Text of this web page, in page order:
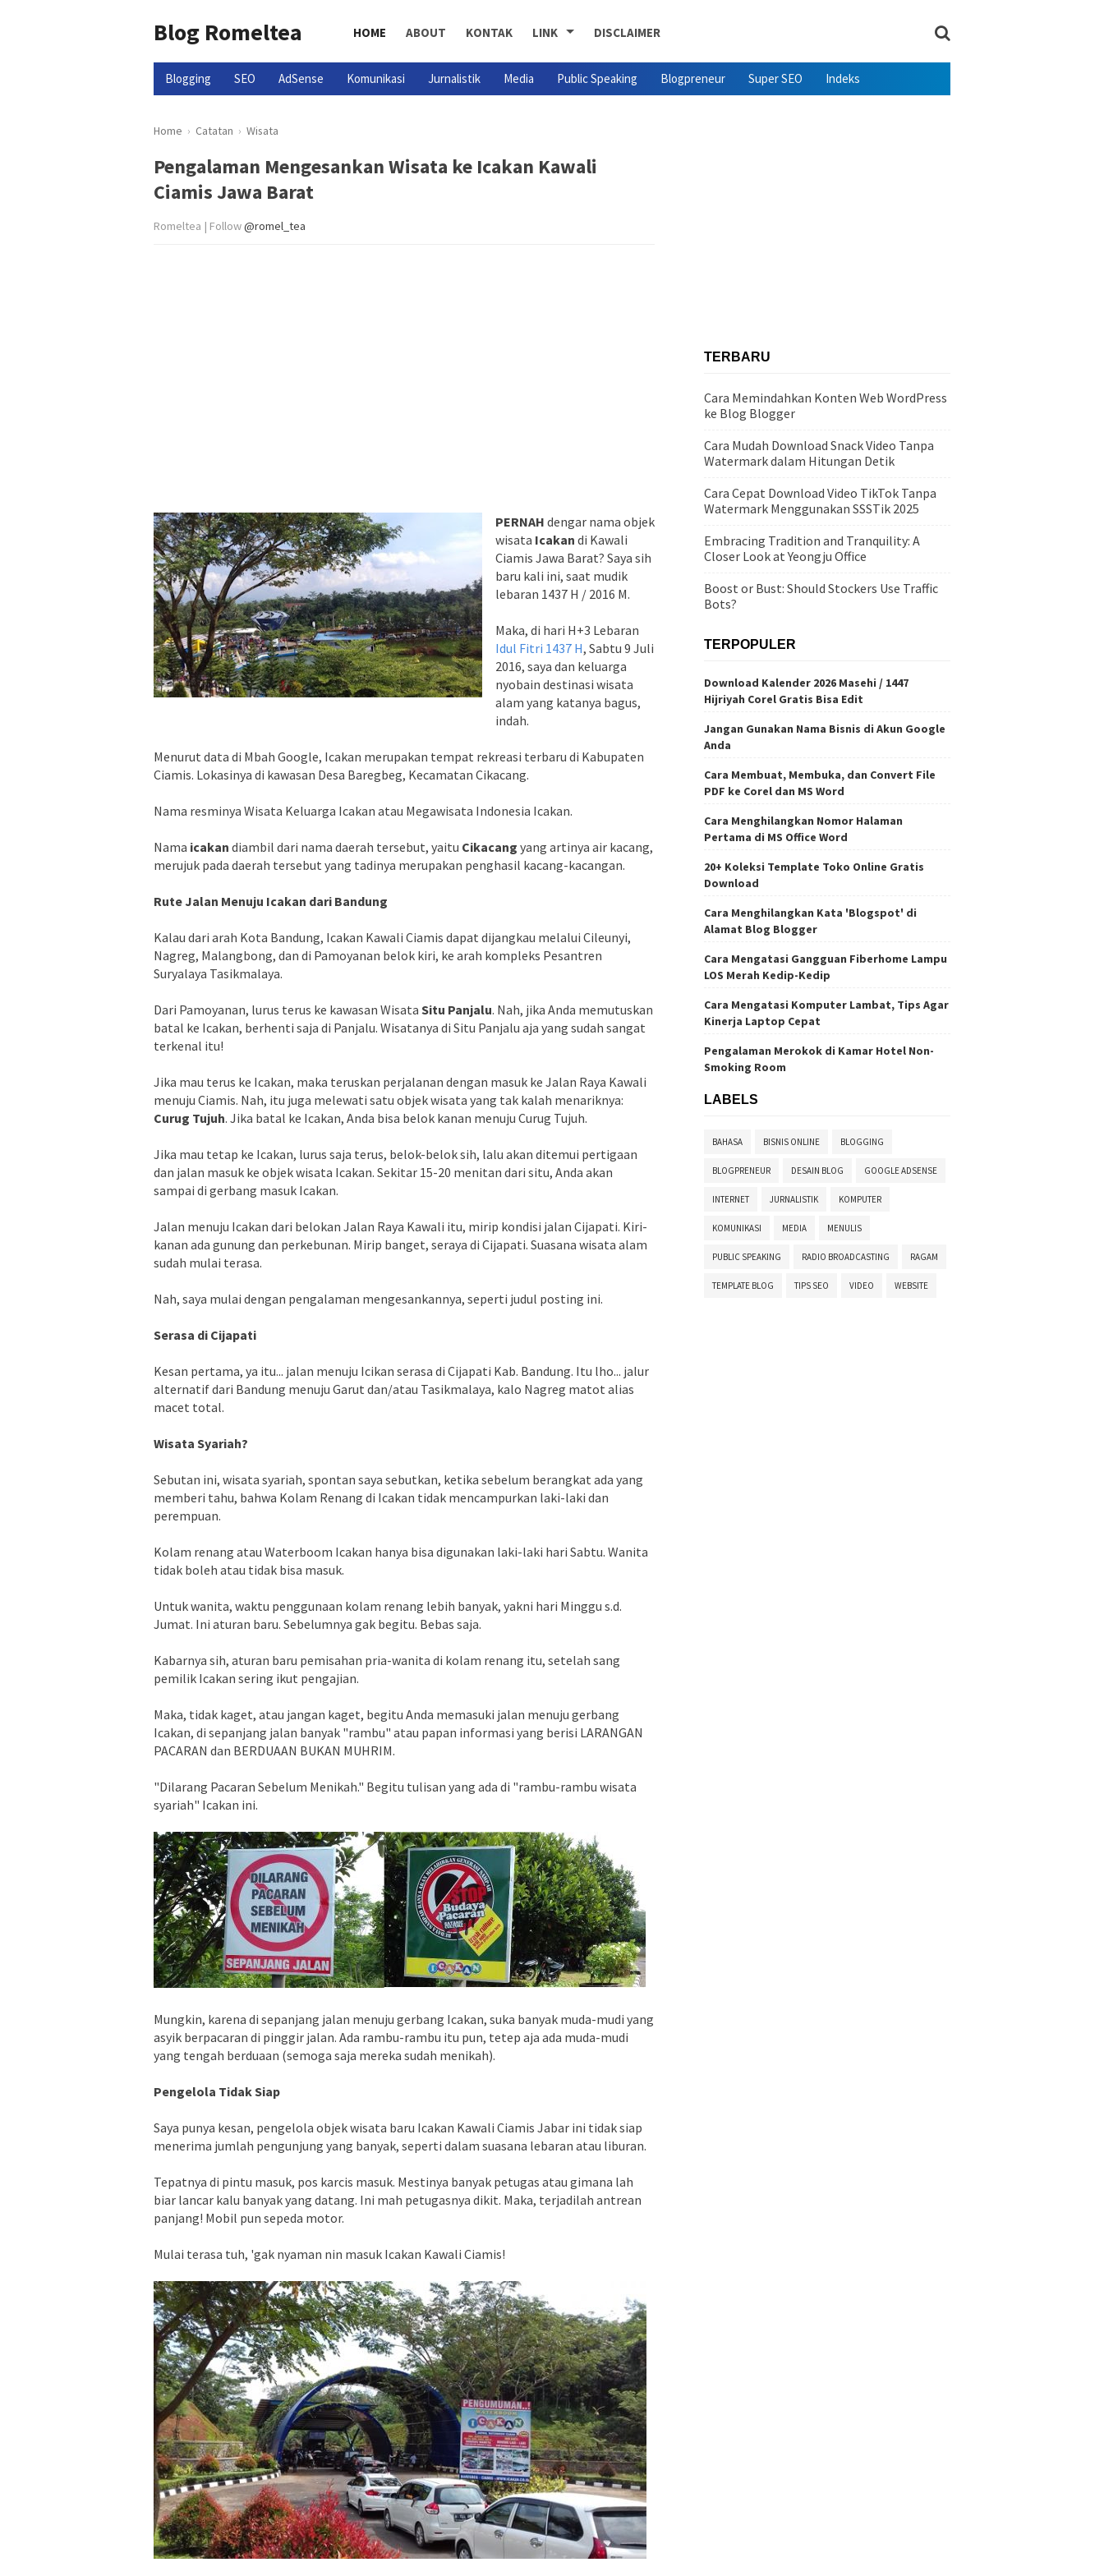
Blog Romeltea HOME ABOUT KONTAK LINK DISCLAIMER
Blogging SEO AdSense Komunikasi Jurnalistik Media Public Speaking Blogpreneur Super SEO Indeks
Home › Catatan › Wisata
Pengalaman Mengesankan Wisata ke Icakan Kawali
Ciamis Jawa Barat
Romeltea | Follow@romel_tea
PERNAH dengar nama objek
wisata Icakan di Kawali
Ciamis Jawa Barat? Saya sih
baru kali ini, saat mudik
lebaran 1437 H / 2016 M.
Maka, di hari H+3 Lebaran
Idul Fitri 1437 H, Sabtu 9 Juli
2016, saya dan keluarga
nyobain destinasi wisata
alam yang katanya bagus,
indah.
Menurut data di Mbah Google, Icakan merupakan tempat rekreasi terbaru di Kabupaten
Ciamis. Lokasinya di kawasan Desa Baregbeg, Kecamatan Cikacang.
Nama resminya Wisata Keluarga Icakan atau Megawisata Indonesia Icakan.
Nama icakan diambil dari nama daerah tersebut, yaitu Cikacang yang artinya air kacang,
merujuk pada daerah tersebut yang tadinya merupakan penghasil kacang-kacangan.
Rute Jalan Menuju Icakan dari Bandung
Kalau dari arah Kota Bandung, Icakan Kawali Ciamis dapat dijangkau melalui Cileunyi,
Nagreg, Malangbong, dan di Pamoyanan belok kiri, ke arah kompleks Pesantren
Suryalaya Tasikmalaya.
Dari Pamoyanan, lurus terus ke kawasan Wisata Situ Panjalu. Nah, jika Anda memutuskan
batal ke Icakan, berhenti saja di Panjalu. Wisatanya di Situ Panjalu aja yang sudah sangat
terkenal itu!
Jika mau terus ke Icakan, maka teruskan perjalanan dengan masuk ke Jalan Raya Kawali
menuju Ciamis. Nah, itu juga melewati satu objek wisata yang tak kalah menariknya:
Curug Tujuh. Jika batal ke Icakan, Anda bisa belok kanan menuju Curug Tujuh.
Jika mau tetap ke Icakan, lurus saja terus, belok-belok sih, lalu akan ditemui pertigaan
dan jalan masuk ke objek wisata Icakan. Sekitar 15-20 menitan dari situ, Anda akan
sampai di gerbang masuk Icakan.
Jalan menuju Icakan dari belokan Jalan Raya Kawali itu, mirip kondisi jalan Cijapati. Kiri-
kanan ada gunung dan perkebunan. Mirip banget, seraya di Cijapati. Suasana wisata alam
sudah mulai terasa.
Nah, saya mulai dengan pengalaman mengesankannya, seperti judul posting ini.
Serasa di Cijapati
Kesan pertama, ya itu... jalan menuju Icikan serasa di Cijapati Kab. Bandung. Itu lho... jalur
alternatif dari Bandung menuju Garut dan/atau Tasikmalaya, kalo Nagreg matot alias
macet total.
Wisata Syariah?
Sebutan ini, wisata syariah, spontan saya sebutkan, ketika sebelum berangkat ada yang
memberi tahu, bahwa Kolam Renang di Icakan tidak mencampurkan laki-laki dan
perempuan.
Kolam renang atau Waterboom Icakan hanya bisa digunakan laki-laki hari Sabtu. Wanita
tidak boleh atau tidak bisa masuk.
Untuk wanita, waktu penggunaan kolam renang lebih banyak, yakni hari Minggu s.d.
Jumat. Ini aturan baru. Sebelumnya gak begitu. Bebas saja.
Kabarnya sih, aturan baru pemisahan pria-wanita di kolam renang itu, setelah sang
pemilik Icakan sering ikut pengajian.
Maka, tidak kaget, atau jangan kaget, begitu Anda memasuki jalan menuju gerbang
Icakan, di sepanjang jalan banyak "rambu" atau papan informasi yang berisi LARANGAN
PACARAN dan BERDUAAN BUKAN MUHRIM.
"Dilarang Pacaran Sebelum Menikah." Begitu tulisan yang ada di "rambu-rambu wisata
syariah" Icakan ini.
Mungkin, karena di sepanjang jalan menuju gerbang Icakan, suka banyak muda-mudi yang
asyik berpacaran di pinggir jalan. Ada rambu-rambu itu pun, tetep aja ada muda-mudi
yang tengah berduaan (semoga saja mereka sudah menikah).
Pengelola Tidak Siap
Saya punya kesan, pengelola objek wisata baru Icakan Kawali Ciamis Jabar ini tidak siap
menerima jumlah pengunjung yang banyak, seperti dalam suasana lebaran atau liburan.
Tepatnya di pintu masuk, pos karcis masuk. Mestinya banyak petugas atau gimana lah
biar lancar kalu banyak yang datang. Ini mah petugasnya dikit. Maka, terjadilah antrean
panjang! Mobil pun sepeda motor.
Mulai terasa tuh, 'gak nyaman nin masuk Icakan Kawali Ciamis!
TERBARU
Cara Memindahkan Konten Web WordPress
ke Blog Blogger
Cara Mudah Download Snack Video Tanpa
Watermark dalam Hitungan Detik
Cara Cepat Download Video TikTok Tanpa
Watermark Menggunakan SSSTik 2025
Embracing Tradition and Tranquility: A
Closer Look at Yeongju Office
Boost or Bust: Should Stockers Use Traffic
Bots?
TERPOPULER
Download Kalender 2026 Masehi / 1447
Hijriyah Corel Gratis Bisa Edit
Jangan Gunakan Nama Bisnis di Akun Google
Anda
Cara Membuat, Membuka, dan Convert File
PDF ke Corel dan MS Word
Cara Menghilangkan Nomor Halaman
Pertama di MS Office Word
20+ Koleksi Template Toko Online Gratis
Download
Cara Menghilangkan Kata 'Blogspot' di
Alamat Blog Blogger
Cara Mengatasi Gangguan Fiberhome Lampu
LOS Merah Kedip-Kedip
Cara Mengatasi Komputer Lambat, Tips Agar
Kinerja Laptop Cepat
Pengalaman Merokok di Kamar Hotel Non-
Smoking Room
LABELS
BAHASA BISNIS ONLINE BLOGGING
BLOGPRENEUR DESAIN BLOG GOOGLE ADSENSE
INTERNET JURNALISTIK KOMPUTER
KOMUNIKASI MEDIA MENULIS
PUBLIC SPEAKING RADIO BROADCASTING RAGAM
TEMPLATE BLOG TIPS SEO VIDEO WEBSITE